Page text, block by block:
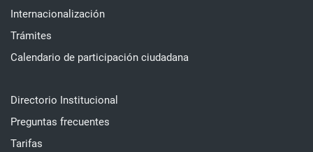
Internacionalización
Trámites
Calendario de participación ciudadana
Directorio Institucional
Preguntas frecuentes
Tarifas